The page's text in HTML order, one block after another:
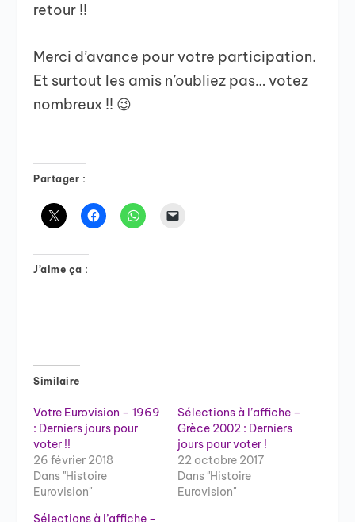
retour !!
Merci d’avance pour votre participation.
Et surtout les amis n’oubliez pas… votez
nombreux !! 😉
Partager :
J’aime ça :
Similaire
Votre Eurovision – 1969
: Derniers jours pour
voter !!
26 février 2018
Dans "Histoire
Eurovision"
Sélections à l’affiche –
Grèce 2002 : Derniers
jours pour voter !
22 octobre 2017
Dans "Histoire
Eurovision"
Sélections à l’affiche –